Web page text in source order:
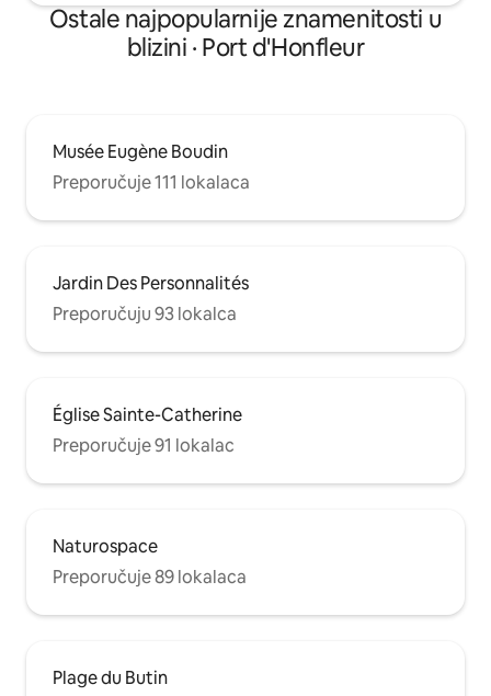
Ostale najpopularnije znamenitosti u
blizini · Port d'Honfleur
Musée Eugène Boudin
Preporučuje 111 lokalaca
Jardin Des Personnalités
Preporučuju 93 lokalca
Église Sainte-Catherine
Preporučuje 91 lokalac
Naturospace
Preporučuje 89 lokalaca
Plage du Butin